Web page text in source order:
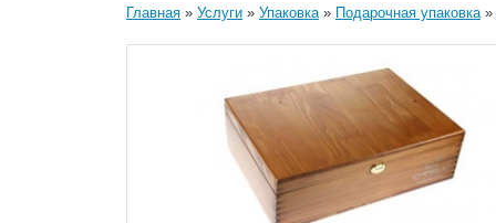
Вы
здесь
Главная » Услуги » Упаковка» Подарочная упаковка»